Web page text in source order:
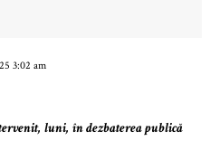
3:02 am
luni, în dezbaterea publică